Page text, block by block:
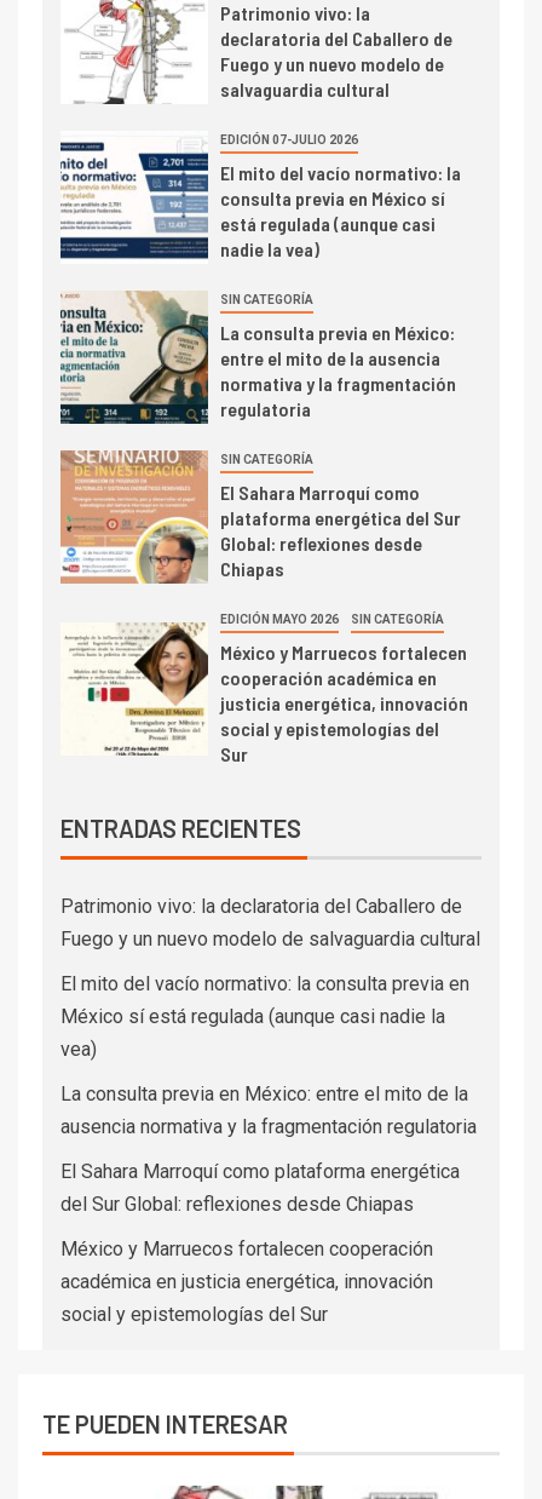
Patrimonio vivo: la
declaratoria del Caballero de
Fuego y un nuevo modelo de
salvaguardia cultural
EDICIÓN 07-JULIO 2026
El mito del vacío normativo: la
consulta previa en México sí
está regulada (aunque casi
nadie la vea)
SIN CATEGORÍA
La consulta previa en México:
entre el mito de la ausencia
normativa y la fragmentación
regulatoria
SIN CATEGORÍA
El Sahara Marroquí como
plataforma energética del Sur
Global: reflexiones desde
Chiapas
EDICIÓN MAYO 2026 SIN CATEGORÍA
México y Marruecos fortalecen
cooperación académica en
justicia energética, innovación
social y epistemologías del
Sur
ENTRADAS RECIENTES
Patrimonio vivo: la declaratoria del Caballero de
Fuego y un nuevo modelo de salvaguardia cultural
El mito del vacío normativo: la consulta previa en
México sí está regulada (aunque casi nadie la
vea)
La consulta previa en México: entre el mito de la
ausencia normativa y la fragmentación regulatoria
El Sahara Marroquí como plataforma energética
del Sur Global: reflexiones desde Chiapas
México y Marruecos fortalecen cooperación
académica en justicia energética, innovación
social y epistemologías del Sur
TE PUEDEN INTERESAR